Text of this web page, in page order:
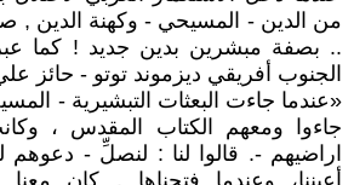
من الدين - المسيحي - وكهنة الدين ,
.. بصفة مبشرين بدين جديد ! كما
الجنوب أفريقي ديزموند توتو - حائز
«عندما جاءت البعثات التبشيرية -
جاءوا ومعهم الكتاب المقدس ،
اراضيهم -. قالوا لنا : لنصلِّ - دعوهم